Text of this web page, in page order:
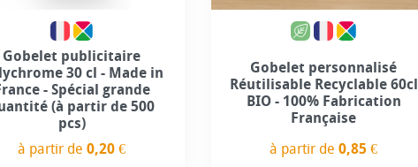
Gobelet publicitaire
30 cl - Made in
- Spécial grande
(à partir de 500
pcs)
à partir de0,20 €
Gobelet personnalisé
Réutilisable Recyclable 60cl
BIO - 100% Fabrication
Française
à partir de0,85 €